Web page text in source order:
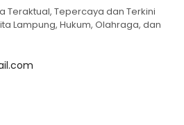
Teraktual, Tepercaya dan Terkini
Lampung, Hukum, Olahraga, dan